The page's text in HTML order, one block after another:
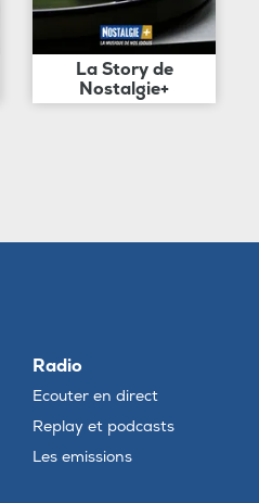
La Story de
Nostalgie+
Radio
Ecouter en direct
Replay et podcasts
Les emissions